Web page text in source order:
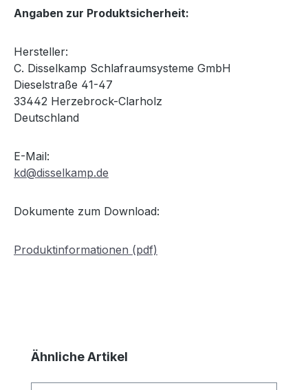
Angaben zur Produktsicherheit:
Hersteller:
C. Disselkamp Schlafraumsysteme GmbH
Dieselstraße 41-47
33442 Herzebrock-Clarholz
Deutschland
E-Mail:
kd@disselkamp.de
Dokumente zum Download:
Produktinformationen (pdf)
Produktgalerie überspringen
Ähnliche Artikel